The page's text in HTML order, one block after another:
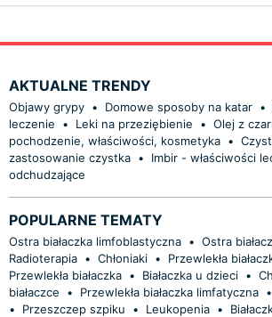
AKTUALNE TRENDY
Objawy grypy • Domowe sposoby na katar •
leczenie
• Leki na przeziębienie • Olej z
pochodzenie, właściwości, kosmetyka •
zastosowanie czystka •
Imbir - właściwości
odchudzające
POPULARNE TEMATY
Ostra białaczka limfoblastyczna • Ostra
Radioterapia • Chłoniaki • Przewlekła
Przewlekła białaczka • Białaczka u dzieci •
białaczce
• Przewlekła białaczka limfatyczna •
•
Przeszczep szpiku • Leukopenia •